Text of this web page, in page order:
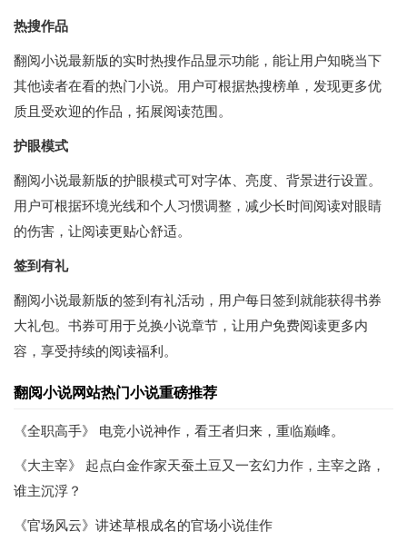
热搜作品
翻阅小说最新版的实时热搜作品显示功能，能让用户知晓当下
其他读者在看的热门小说。用户可根据热搜榜单，发现更多优
质且受欢迎的作品，拓展阅读范围。
护眼模式
翻阅小说最新版的护眼模式可对字体、亮度、背景进行设置。
用户可根据环境光线和个人习惯调整，减少长时间阅读对眼睛
的伤害，让阅读更贴心舒适。
签到有礼
翻阅小说最新版的签到有礼活动，用户每日签到就能获得书券
大礼包。书券可用于兑换小说章节，让用户免费阅读更多内
容，享受持续的阅读福利。
翻阅小说网站热门小说重磅推荐
《全职高手》 电竞小说神作，看王者归来，重临巅峰。
《大主宰》 起点白金作家天蚕土豆又一玄幻力作，主宰之路，
谁主沉浮？
《官场风云》讲述草根成名的官场小说佳作